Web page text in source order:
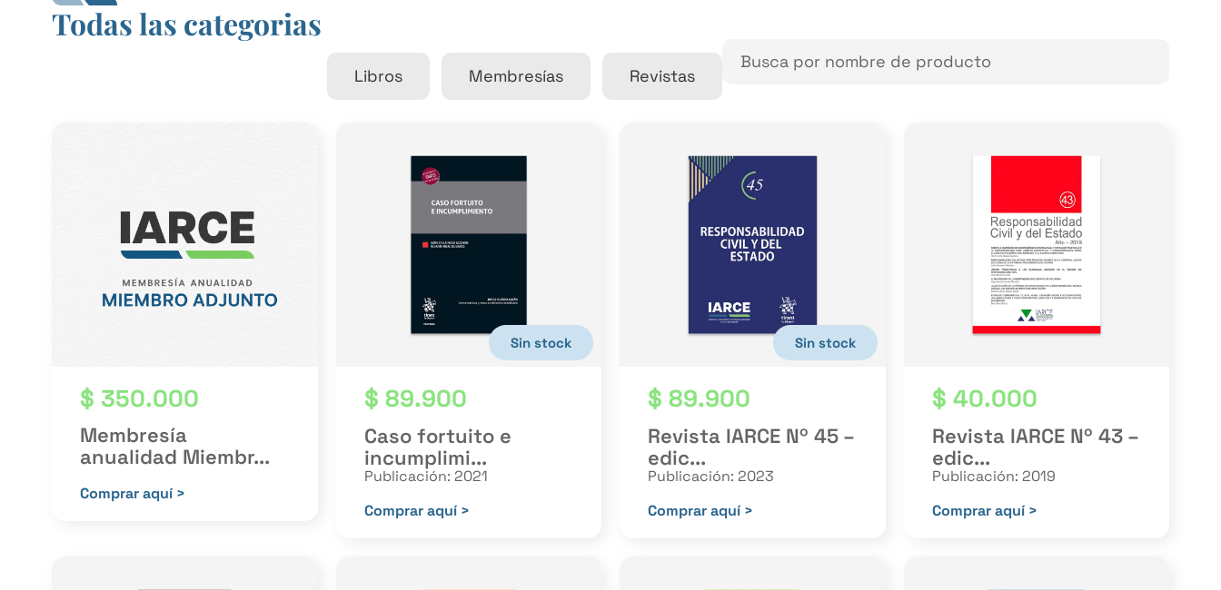
Todas las categorias
Libros Membresías Revistas
$ 350.000
Membresía
anualidad Miembr...
Comprar aquí >
Sin stock
$ 89.900
Caso fortuito e
incumplimi...
Publicación: 2021
Comprar aquí >
Sin stock
$ 89.900
Revista IARCE Nº 45 –
edic...
Publicación: 2023
Comprar aquí >
$ 40.000
Revista IARCE Nº 43 –
edic...
Publicación: 2019
Comprar aquí >